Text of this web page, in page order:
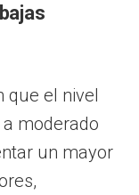
que el nivel
moderado
un mayor